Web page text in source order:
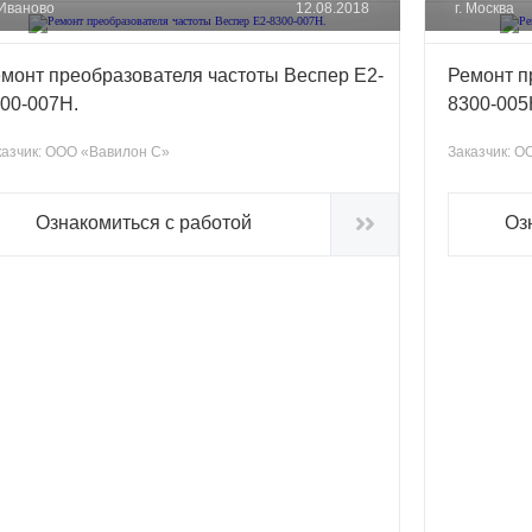
12.08.2018
преобразователя частоты Веспер Е2-
007Н.
ООО «Вавилон C»
Ознакомиться с работой
г. Москва
Ремонт
8300-
Заказчик: